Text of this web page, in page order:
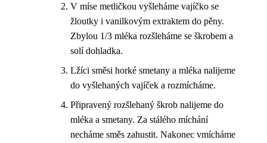
V míse metličkou vyšleháme vajíčko se
žloutky i vanilkovým extraktem do pěny.
Zbylou 1/3 mléka rozšleháme se škrobem a
solí dohladka.
Lžíci směsi horké smetany a mléka nalijeme
do vyšlehaných vajíček a rozmícháme.
Připravený rozšlehaný škrob nalijeme do
mléka a smetany. Za stálého míchání
necháme směs zahustit. Nakonec vmícháme